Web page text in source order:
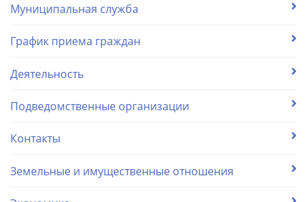
Муниципальная служба
График приема граждан
Деятельность
Подведомственные организации
Контакты
Земельные и имущественные отношения